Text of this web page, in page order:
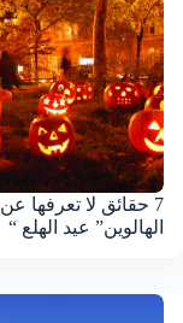
7 حقائق لا تعرفها عن
الهالوين” عيد الهلع “